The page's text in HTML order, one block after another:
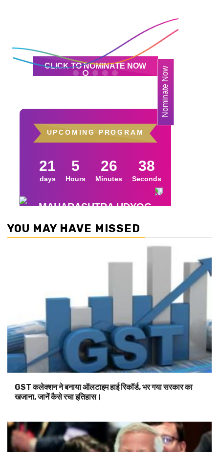
YOU MAY HAVE MISSED
GST कलेक्शन ने बनाया ऑलटाइम हाई रिकॉर्ड, भर गया सरकार का
खजाना, जानें कैसे रचा इतिहास।